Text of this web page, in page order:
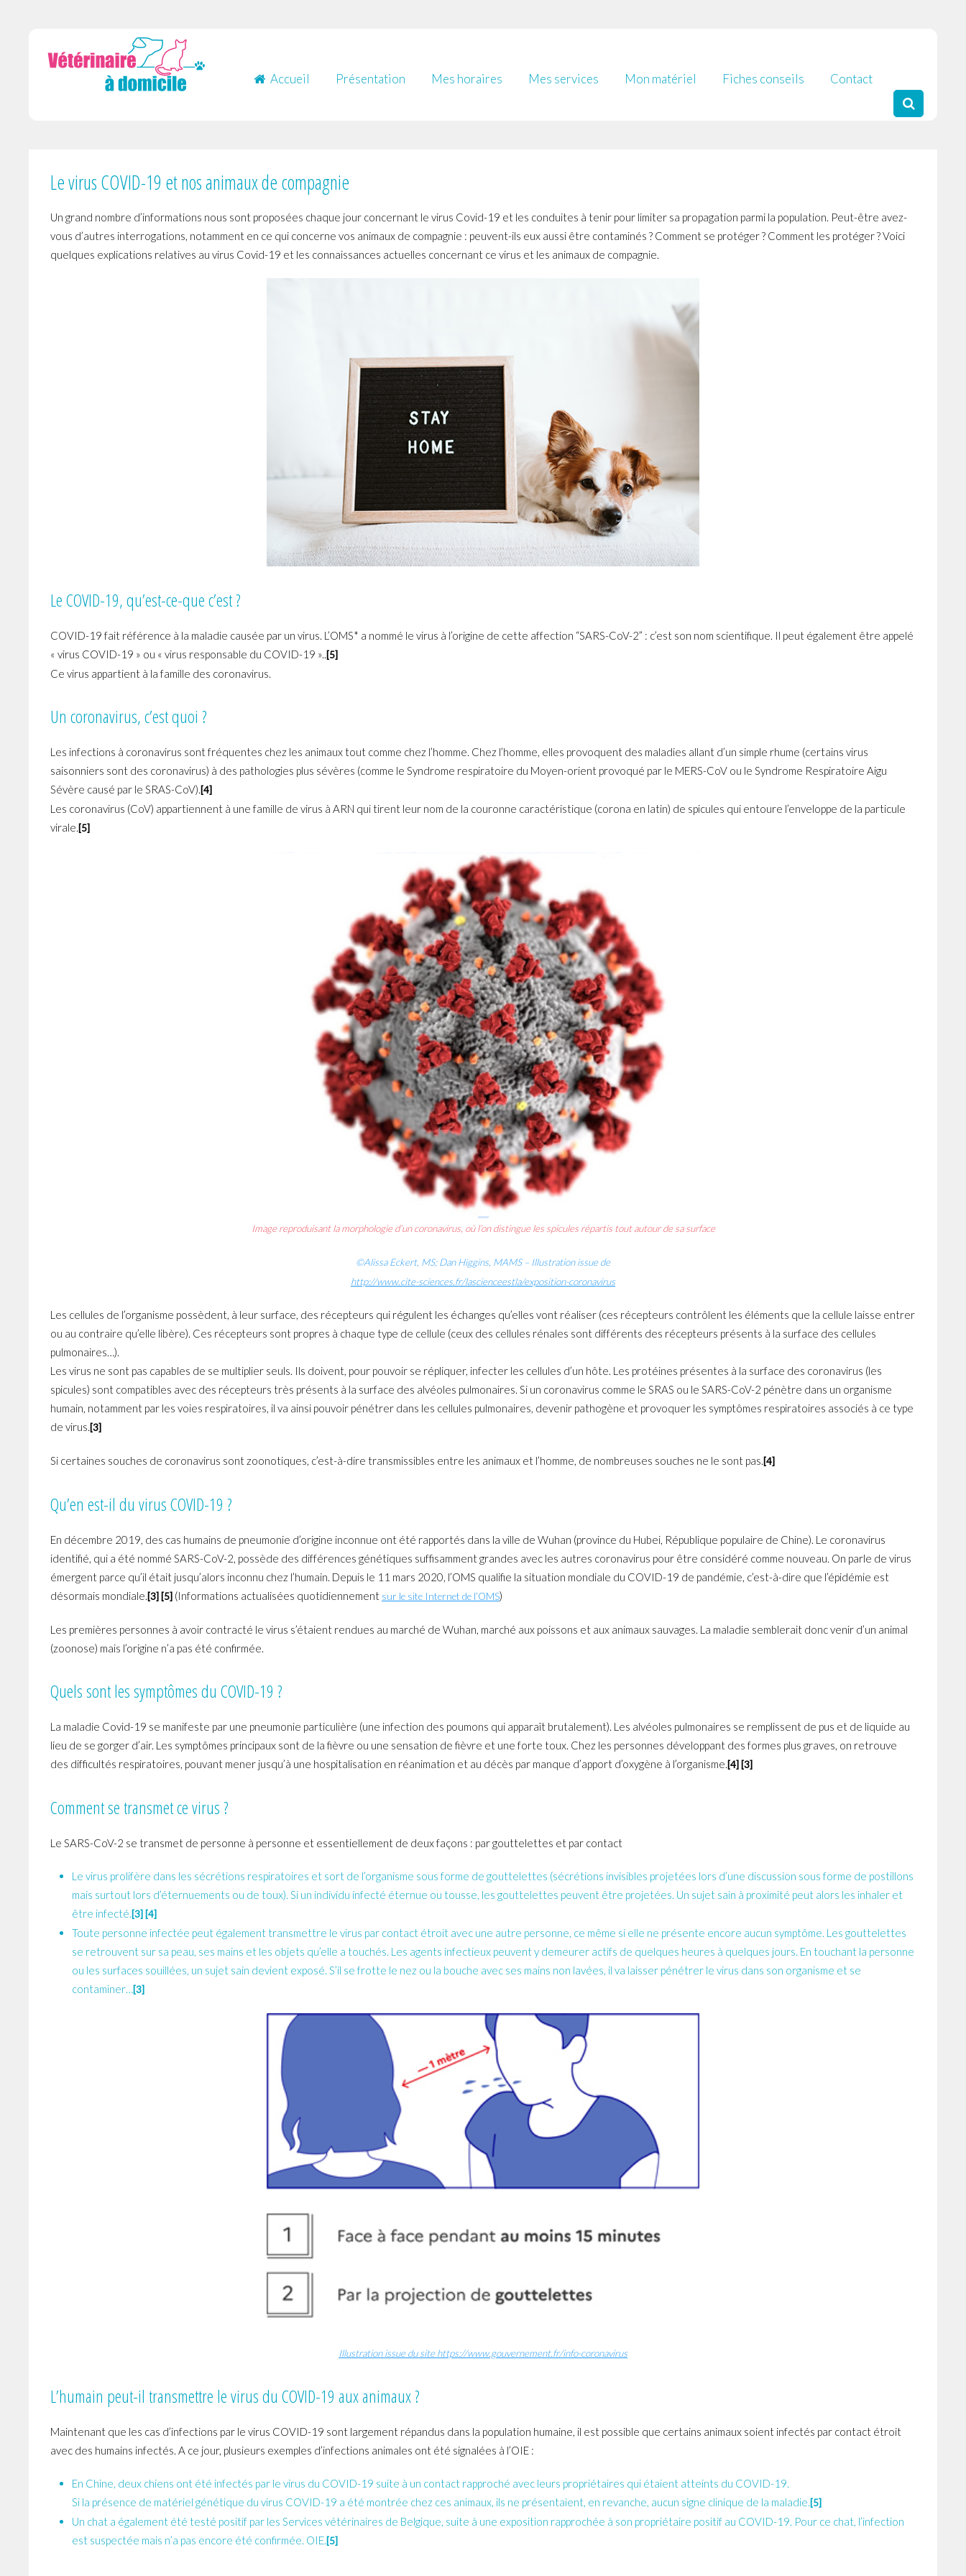
Accueil Présentation Mes horaires Mes services Mon matériel Fiches conseils Contact
Le virus COVID-19 et nos animaux de compagnie
Un grand nombre d’informations nous sont proposées chaque jour concernant le virus Covid-19 et les conduites à tenir pour limiter sa propagation parmi la population. Peut-être avez-
vous d’autres interrogations, notamment en ce qui concerne vos animaux de compagnie : peuvent-ils eux aussi être contaminés ? Comment se protéger ? Comment les protéger ? Voici
quelques explications relatives au virus Covid-19 et les connaissances actuelles concernant ce virus et les animaux de compagnie.
Le COVID-19, qu’est-ce-que c’est ?
COVID-19 fait référence à la maladie causée par un virus. L’OMS* a nommé le virus à l’origine de cette affection “SARS-CoV-2” : c’est son nom scientifique. Il peut également être appelé
« virus COVID-19 » ou « virus responsable du COVID-19 »..[5]
Ce virus appartient à la famille des coronavirus.
Un coronavirus, c’est quoi ?
Les infections à coronavirus sont fréquentes chez les animaux tout comme chez l’homme. Chez l’homme, elles provoquent des maladies allant d’un simple rhume (certains virus
saisonniers sont des coronavirus) à des pathologies plus sévères (comme le Syndrome respiratoire du Moyen-orient provoqué par le MERS-CoV ou le Syndrome Respiratoire Aigu
Sévère causé par le SRAS-CoV).[4]
Les coronavirus (CoV) appartiennent à une famille de virus à ARN qui tirent leur nom de la couronne caractéristique (corona en latin) de spicules qui entoure l’enveloppe de la particule
virale.[5]
Image reproduisant la morphologie d’un coronavirus, où l’on distingue les spicules répartis tout autour de sa surface
©Alissa Eckert, MS; Dan Higgins, MAMS – Illustration issue de
http://www.cite-sciences.fr/lascienceestla/exposition-coronavirus
Les cellules de l’organisme possèdent, à leur surface, des récepteurs qui régulent les échanges qu’elles vont réaliser (ces récepteurs contrôlent les éléments que la cellule laisse entrer
ou au contraire qu’elle libère). Ces récepteurs sont propres à chaque type de cellule (ceux des cellules rénales sont différents des récepteurs présents à la surface des cellules
pulmonaires…).
Les virus ne sont pas capables de se multiplier seuls. Ils doivent, pour pouvoir se répliquer, infecter les cellules d’un hôte. Les protéines présentes à la surface des coronavirus (les
spicules) sont compatibles avec des récepteurs très présents à la surface des alvéoles pulmonaires. Si un coronavirus comme le SRAS ou le SARS-CoV-2 pénètre dans un organisme
humain, notamment par les voies respiratoires, il va ainsi pouvoir pénétrer dans les cellules pulmonaires, devenir pathogène et provoquer les symptômes respiratoires associés à ce type
de virus. [3]
Si certaines souches de coronavirus sont zoonotiques, c’est-à-dire transmissibles entre les animaux et l’homme, de nombreuses souches ne le sont pas. [4]
Qu’en est-il du virus COVID-19 ?
En décembre 2019, des cas humains de pneumonie d’origine inconnue ont été rapportés dans la ville de Wuhan (province du Hubei, République populaire de Chine). Le coronavirus
identifié, qui a été nommé SARS-CoV-2, possède des différences génétiques suffisamment grandes avec les autres coronavirus pour être considéré comme nouveau. On parle de virus
émergent parce qu’il était jusqu’alors inconnu chez l’humain. Depuis le 11 mars 2020, l’OMS qualifie la situation mondiale du COVID-19 de pandémie, c’est-à-dire que l’épidémie est
désormais mondiale. [3] [5] (Informations actualisées quotidiennement sur le site Internet de l’OMS)
Les premières personnes à avoir contracté le virus s’étaient rendues au marché de Wuhan, marché aux poissons et aux animaux sauvages. La maladie semblerait donc venir d’un animal
(zoonose) mais l’origine n’a pas été confirmée.
Quels sont les symptômes du COVID-19 ?
La maladie Covid-19 se manifeste par une pneumonie particulière (une infection des poumons qui apparaît brutalement). Les alvéoles pulmonaires se remplissent de pus et de liquide au
lieu de se gorger d’air. Les symptômes principaux sont de la fièvre ou une sensation de fièvre et une forte toux. Chez les personnes développant des formes plus graves, on retrouve
des difficultés respiratoires, pouvant mener jusqu’à une hospitalisation en réanimation et au décès par manque d’apport d’oxygène à l’organisme. [4] [3]
Comment se transmet ce virus ?
Le SARS-CoV-2 se transmet de personne à personne et essentiellement de deux façons : par gouttelettes et par contact
Le virus prolifère dans les sécrétions respiratoires et sort de l’organisme sous forme de gouttelettes (sécrétions invisibles projetées lors d’une discussion sous forme de postillons
mais surtout lors d’éternuements ou de toux). Si un individu infecté éternue ou tousse, les gouttelettes peuvent être projetées. Un sujet sain à proximité peut alors les inhaler et
être infecté. [3] [4]
Toute personne infectée peut également transmettre le virus par contact étroit avec une autre personne, ce même si elle ne présente encore aucun symptôme. Les gouttelettes
se retrouvent sur sa peau, ses mains et les objets qu’elle a touchés. Les agents infectieux peuvent y demeurer actifs de quelques heures à quelques jours. En touchant la personne
ou les surfaces souillées, un sujet sain devient exposé. S’il se frotte le nez ou la bouche avec ses mains non lavées, il va laisser pénétrer le virus dans son organisme et se
contaminer… [3]
Illustration issue du site https://www.gouvernement.fr/info-coronavirus
L’humain peut-il transmettre le virus du COVID-19 aux animaux ?
Maintenant que les cas d’infections par le virus COVID-19 sont largement répandus dans la population humaine, il est possible que certains animaux soient infectés par contact étroit
avec des humains infectés. A ce jour, plusieurs exemples d’infections animales ont été signalées à l’OIE :
En Chine, deux chiens ont été infectés par le virus du COVID-19 suite à un contact rapproché avec leurs propriétaires qui étaient atteints du COVID-19.
Si la présence de matériel génétique du virus COVID-19 a été montrée chez ces animaux, ils ne présentaient, en revanche, aucun signe clinique de la maladie.[5]
Un chat a également été testé positif par les Services vétérinaires de Belgique, suite à une exposition rapprochée à son propriétaire positif au COVID-19. Pour ce chat, l’infection
est suspectée mais n’a pas encore été confirmée. OIE.[5]